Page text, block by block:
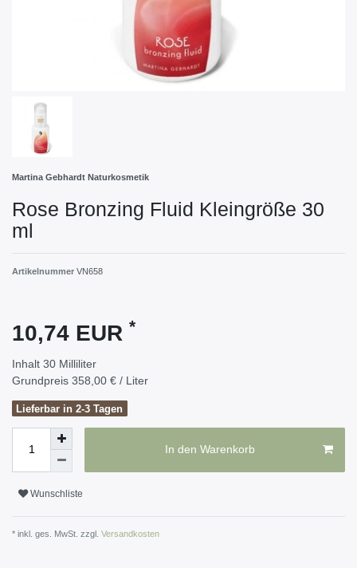
Martina Gebhardt Naturkosmetik
Rose Bronzing Fluid Kleingröße 30
ml
Artikelnummer VN658
10,74 EUR *
Inhalt 30 Milliliter
Grundpreis 358,00 € / Liter
Lieferbar in 2-3 Tagen
In den Warenkorb
Wunschliste
* inkl. ges. MwSt. zzgl. Versandkosten